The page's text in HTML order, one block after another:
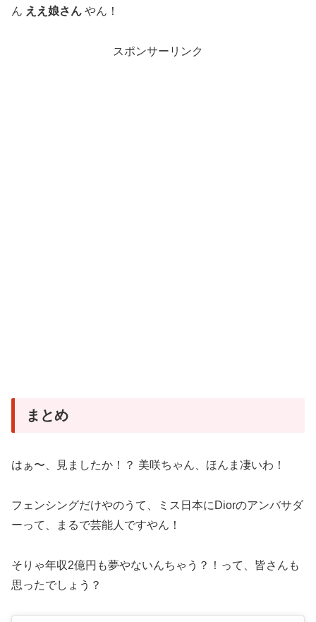
ん ええ娘さん やん！
スポンサーリンク
まとめ
はぁ〜、見ましたか！？ 美咲ちゃん、ほんま凄いわ！
フェンシングだけやのうて、ミス日本にDiorのアンバサダ
ーって、まるで芸能人ですやん！
そりゃ年収2億円も夢やないんちゃう？！って、皆さんも
思ったでしょう？